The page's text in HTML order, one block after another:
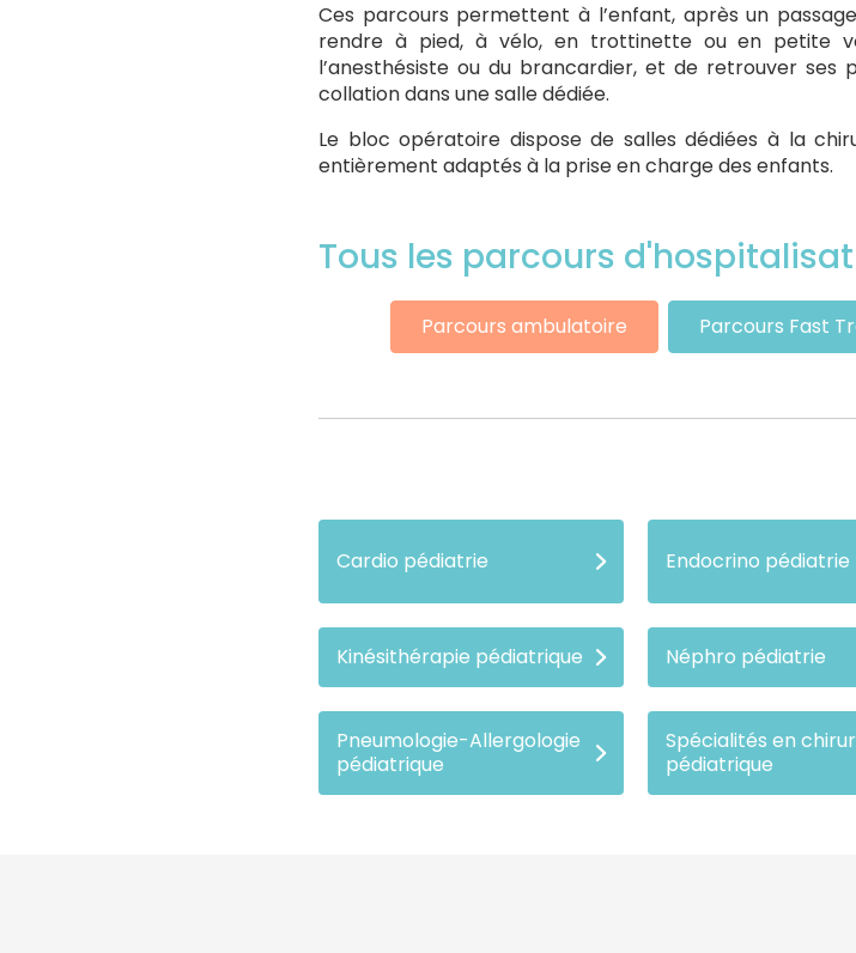
Ces parcours permettent à l’enfant, après un
rendre à pied, à vélo, en trottinette ou en petite
l’anesthésiste ou du brancardier, et de retrouver
collation dans une salle dédiée.
Le bloc opératoire dispose de salles dédiées à la
entièrement adaptés à la prise en charge des enfants.
Tous les parcours
Parcours ambulatoire Parcours Fast
Cardio pédiatrie Endocrino pédiatrie
Kinésithérapie pédiatrique Néphro pédiatrie
Pneumologie-Allergologie
pédiatrique
Spécialités en
pédiatrique